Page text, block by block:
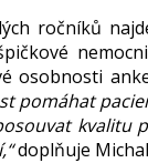
ročníků
osobnosti
pomáhat
kvalitu
doplňuje